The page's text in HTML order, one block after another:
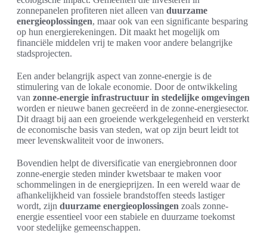
zonnepanelen profiteren niet alleen van duurzame
energieoplossingen, maar ook van een significante besparing
op hun energierekeningen. Dit maakt het mogelijk om
financiële middelen vrij te maken voor andere belangrijke
stadsprojecten.
Een ander belangrijk aspect van zonne-energie is de
stimulering van de lokale economie. Door de ontwikkeling
van zonne-energie infrastructuur in stedelijke omgevingen
worden er nieuwe banen gecreëerd in de zonne-energiesector.
Dit draagt bij aan een groeiende werkgelegenheid en versterkt
de economische basis van steden, wat op zijn beurt leidt tot
meer levenskwaliteit voor de inwoners.
Bovendien helpt de diversificatie van energiebronnen door
zonne-energie steden minder kwetsbaar te maken voor
schommelingen in de energieprijzen. In een wereld waar de
afhankelijkheid van fossiele brandstoffen steeds lastiger
wordt, zijn duurzame energieoplossingen zoals zonne-
energie essentieel voor een stabiele en duurzame toekomst
voor stedelijke gemeenschappen.